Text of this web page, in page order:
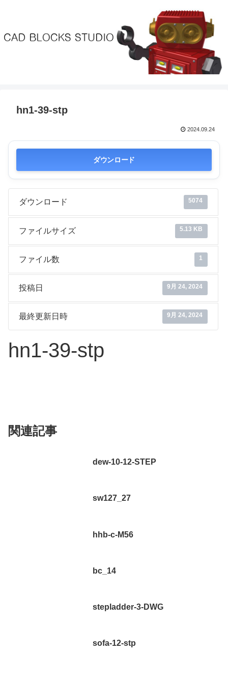
hn1-39-stp
2024.09.24
ダウンロード
ダウンロード 5074
ファイルサイズ 5.13 KB
ファイル数 1
投稿日 9月 24, 2024
最終更新日時 9月 24, 2024
hn1-39-stp
関連記事
dew-10-12-STEP
sw127_27
hhb-c-M56
bc_14
stepladder-3-DWG
sofa-12-stp